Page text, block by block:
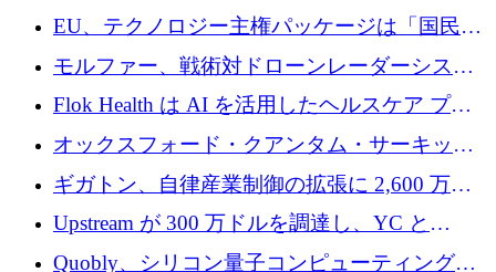
拡大するためにシリーズ C で 3,000 万ポンド
を調達
EU、テクノロジー主権パッケージは「国民の
保護」に関するものだと発言
モルファー、戦術対ドローンレーダーシステ
ムを最前線に近づけるために150万ユーロを調
Flok Health は AI を活用したヘルスケア プラ
ットフォームの成長に 1,250 万ドルを投資
オックスフォード・クアンタム・サーキット
が「成人向け」2億6,000万ポンドの資金調達
ラウンドを獲得
ギガトン、自律産業制御の拡張に 2,600 万ド
ルを調達
Upstream が 300 万ドルを調達し、YC と
Xavier Niel が支援する共同 AI 受信箱を立ち上
Quobly、シリコン量子コンピューティングの